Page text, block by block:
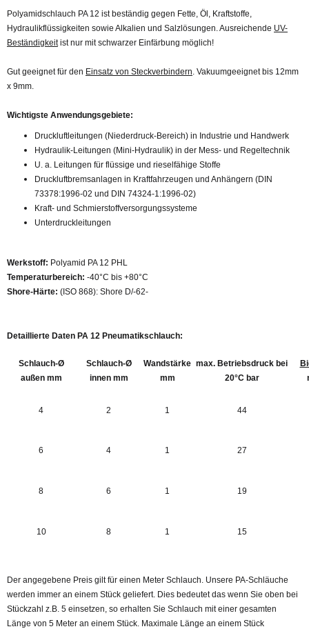
Polyamidschlauch PA 12 ist beständig gegen Fette, Öl, Kraftstoffe,
Hydraulikflüssigkeiten sowie Alkalien und Salzlösungen. Ausreichende UV-
Beständigkeitist nur mit schwarzer Einfärbung möglich!
Gut geeignet für den Einsatz von Steckverbindern. Vakuumgeeignet bis 12mm
x 9mm.
Wichtigste Anwendungsgebiete:
Druckluftleitungen (Niederdruck-Bereich) in Industrie und Handwerk
Hydraulik-Leitungen (Mini-Hydraulik) in der Mess- und Regeltechnik
U. a. Leitungen für flüssige und rieselfähige Stoffe
Druckluftbremsanlagen in Kraftfahrzeugen und Anhängern (DIN
73378:1996-02 und DIN 74324-1:1996-02)
Kraft- und Schmierstoffversorgungssysteme
Unterdruckleitungen
Werkstoff: Polyamid PA 12 PHL
Temperaturbereich: -40°C bis +80°C
Shore-Härte: (ISO 868): Shore D/-62-
Detaillierte Daten PA 12 Pneumatikschlauch:
Schlauch-Ø
außen mm
Schlauch-Ø
innen mm
Wandstärke
mm
max. Betriebsdruck bei
20°C bar
4 2 1 44
6 4 1 27
8 6 1 19
10 8 1 15
Der angegebene Preis gilt für einen Meter Schlauch. Unsere PA-Schläuche
werden immer an einem Stück geliefert. Dies bedeutet das wenn Sie oben bei
Stückzahl z.B. 5 einsetzen, so erhalten Sie Schlauch mit einer gesamten
Länge von 5 Meter an einem Stück. Maximale Länge an einem Stück